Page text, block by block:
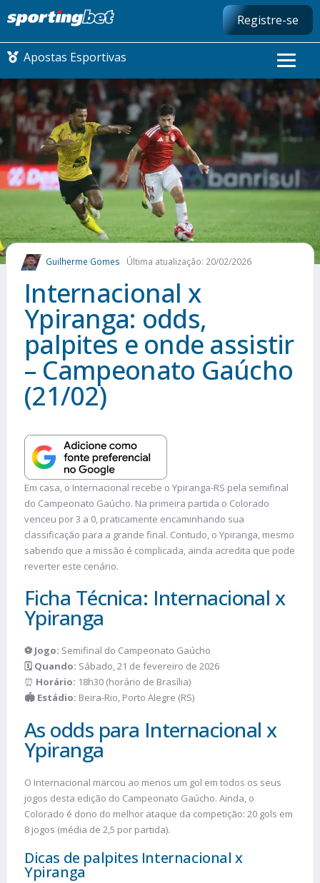
Registre-se
Apostas Esportivas
CONMEBOL LIBERTADORES
FUTEBOL NACIONAL
FUTEBOL INTERNACIONAL
COMO APOSTAR
MAIS ESPORTES
Guilherme Gomes Última atualização: 20/02/2026
Internacional x
Ypiranga: odds,
palpites e onde assistir
– Campeonato Gaúcho
(21/02)
Em casa, o Internacional recebe o Ypiranga-RS pela semifinal
do Campeonato Gaúcho. Na primeira partida o Colorado
venceu por 3 a 0, praticamente encaminhando sua
classificação para a grande final. Contudo, o Ypiranga, mesmo
sabendo que a missão é complicada, ainda acredita que pode
reverter este cenário.
Ficha Técnica: Internacional x
Ypiranga
⚽ Jogo: Semifinal do Campeonato Gaúcho
🗓️ Quando: Sábado, 21 de fevereiro de 2026
⏰ Horário: 18h30 (horário de Brasília)
🏟️ Estádio: Beira-Rio, Porto Alegre (RS)
As odds para Internacional x
Ypiranga
O Internacional marcou ao menos um gol em todos os seus
jogos desta edição do Campeonato Gaúcho. Ainda, o
Colorado é dono do melhor ataque da competição: 20 gols em
8 jogos (média de 2,5 por partida).
Dicas de palpites Internacional x
Ypiranga